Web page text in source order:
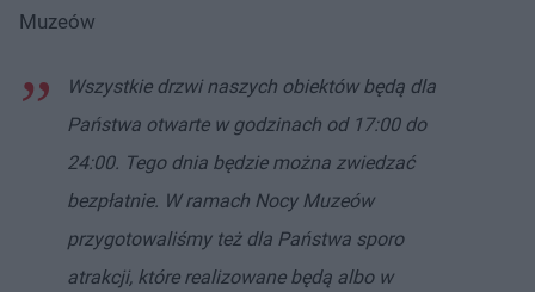
Muzeów
Wszystkie drzwi naszych obiektów będą dla
Państwa otwarte w godzinach od 17:00 do
24:00. Tego dnia będzie można zwiedzać
bezpłatnie. W ramach Nocy Muzeów
przygotowaliśmy też dla Państwa sporo
atrakcji, które realizowane będą albo w